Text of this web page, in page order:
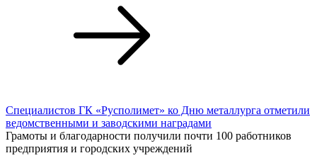
Специалистов ГК «Русполимет» ко Дню металлурга отметили
ведомственными и заводскими наградами
Грамоты и благодарности получили почти 100 работников
предприятия и городских учреждений